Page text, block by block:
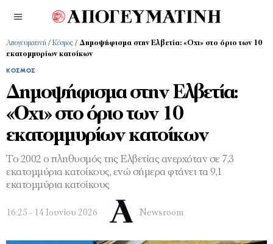
Απογευματινή / Κόσμος / Δημοψήφισμα στην Ελβετία: «Οχι» στο όριο των 10
εκατομμυρίων κατοίκων
ΚΌΣΜΟΣ
Δημοψήφισμα στην Ελβετία:
«Οχι» στο όριο των 10
εκατομμυρίων κατοίκων
Το 2002 ο πληθυσμός της Ελβετίας ανερχόταν σε 7,3
εκατομμύρια κατοίκους, ενώ σήμερα φτάνει τα 9,1
εκατομμύρια κατοίκους
16:25 - 14 Ιουνίου 2026 Newsroom